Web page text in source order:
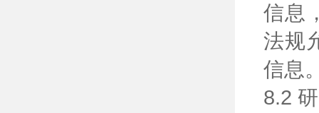
信息
法规
信息
8.2